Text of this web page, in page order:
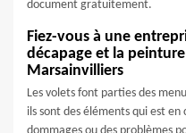
document gratuitement.
Fiez-vous à une
décapage et la
Marsainvilliers
Les volets font parties des
ils sont des éléments qui est en